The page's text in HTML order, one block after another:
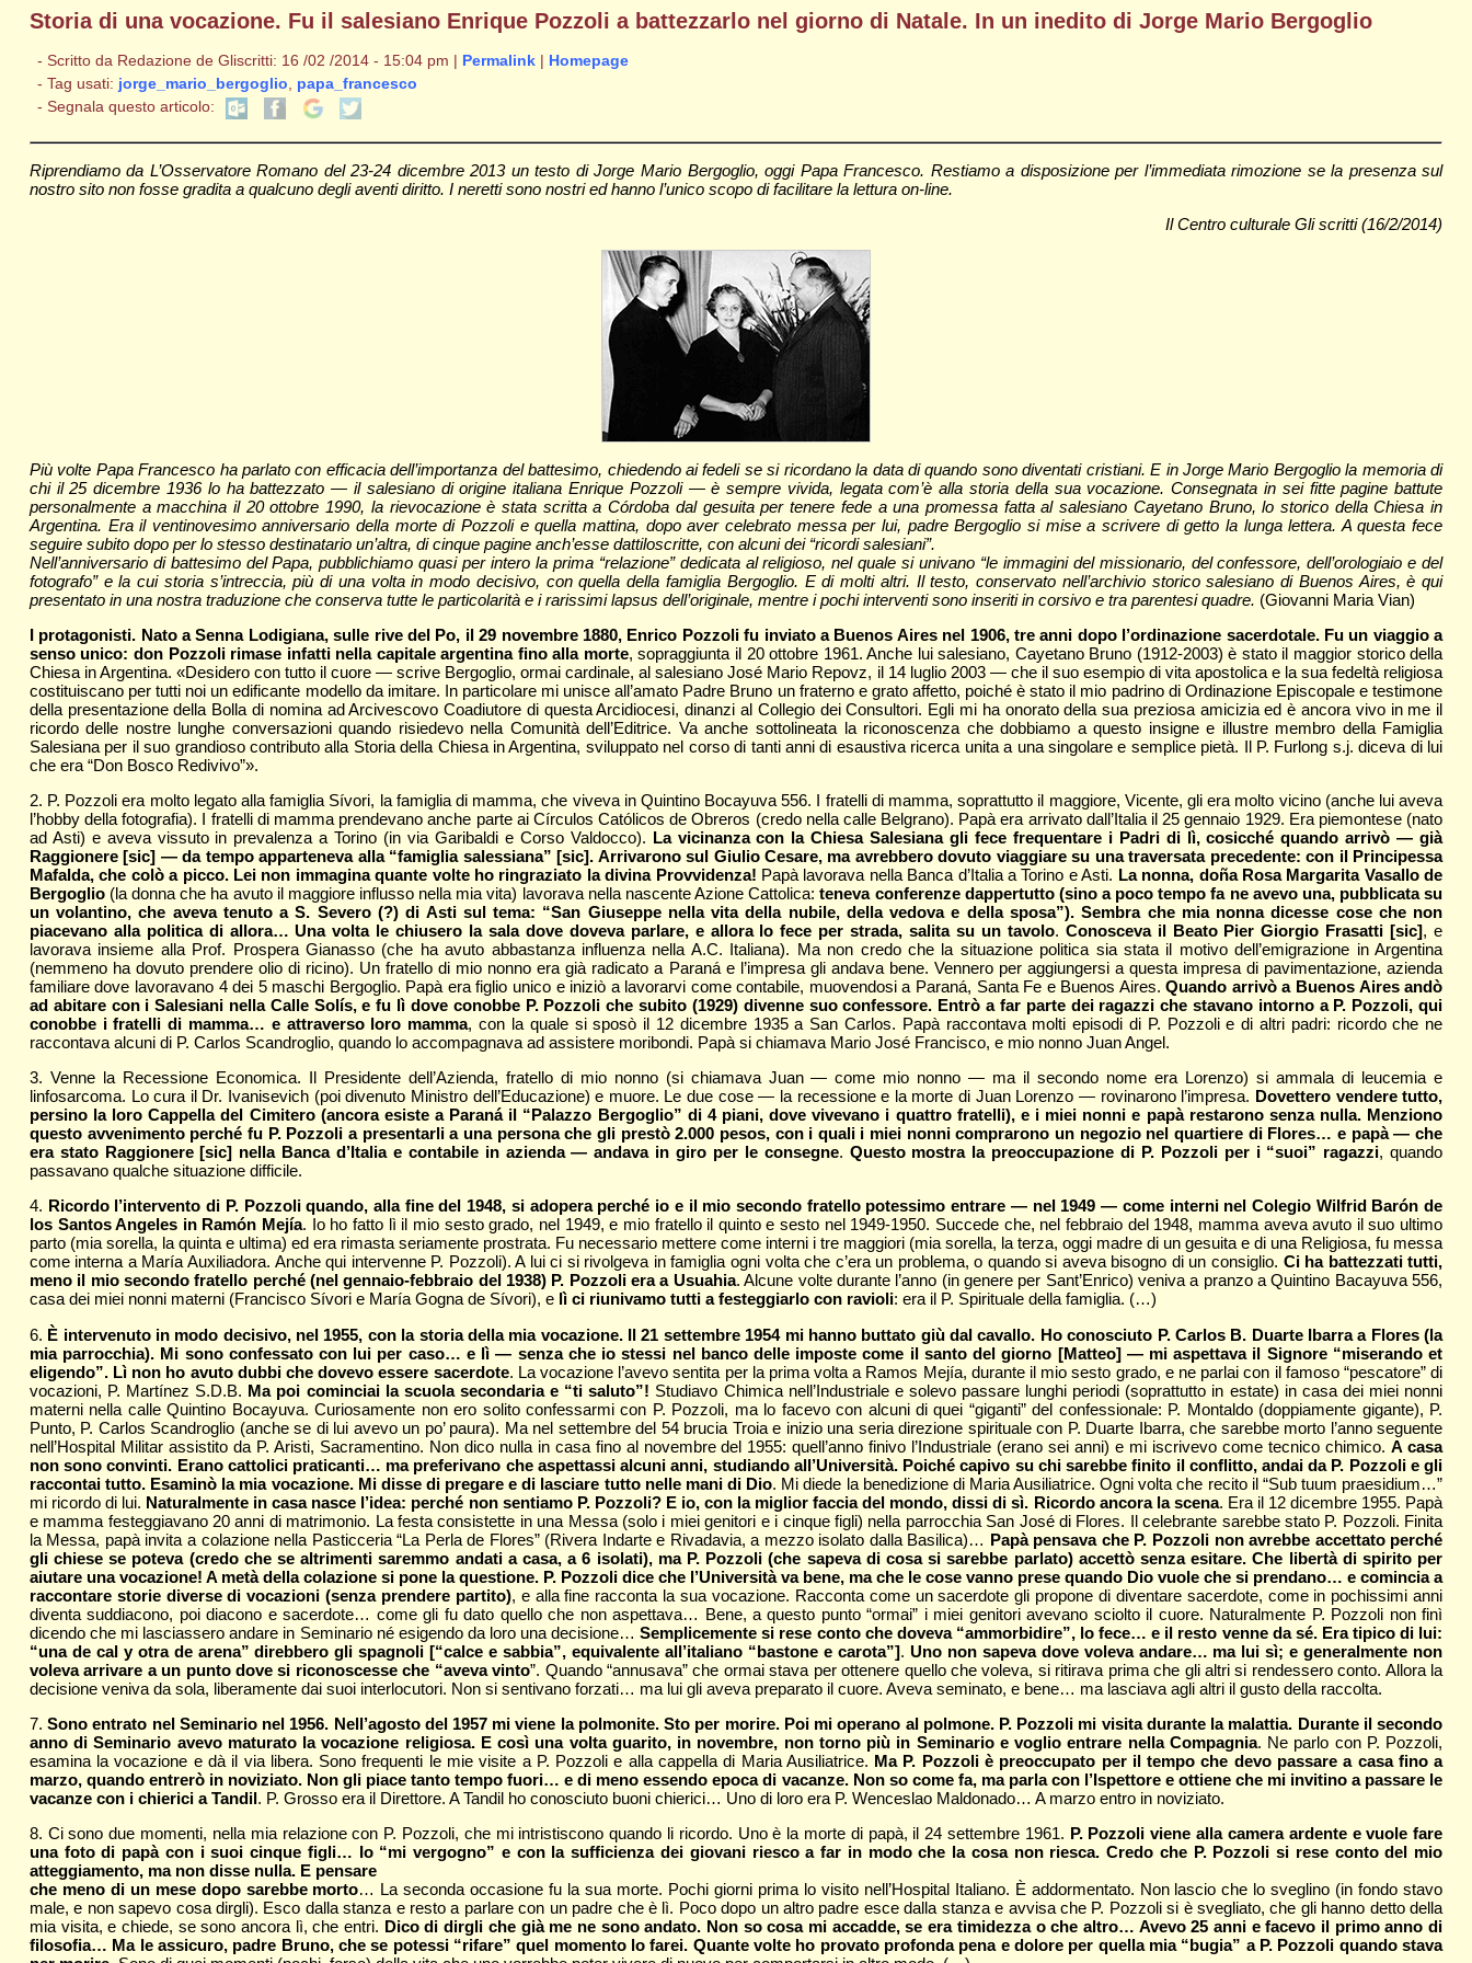
Storia di una vocazione. Fu il salesiano Enrique Pozzoli a battezzarlo nel giorno di Natale. In un inedito di Jorge Mario Bergoglio
- Scritto da Redazione de Gliscritti: 16 /02 /2014 - 15:04 pm | Permalink| Homepage
- Tag usati: jorge_mario_bergoglio
papa_francesco
- Segnala questo articolo:
Riprendiamo da L’Osservatore Romano del 23-24 dicembre 2013 un testo di Jorge Mario Bergoglio, oggi Papa Francesco. Restiamo a disposizione per l’immediata rimozione se la presenza sul
nostro sito non fosse gradita a qualcuno degli aventi diritto. I neretti sono nostri ed hanno l’unico scopo di facilitare la lettura on-line.
Il Centro culturale Gli scritti (16/2/2014)
Più volte Papa Francesco ha parlato con efficacia dell’importanza del battesimo, chiedendo ai fedeli se si ricordano la data di quando sono diventati cristiani. E in Jorge Mario Bergoglio la memoria di
chi il 25 dicembre 1936 lo ha battezzato — il salesiano di origine italiana Enrique Pozzoli — è sempre vivida, legata com’è alla storia della sua vocazione. Consegnata in sei fitte pagine battute
personalmente a macchina il 20 ottobre 1990, la rievocazione è stata scritta a Córdoba dal gesuita per tenere fede a una promessa fatta al salesiano Cayetano Bruno, lo storico della Chiesa in
Argentina. Era il ventinovesimo anniversario della morte di Pozzoli e quella mattina, dopo aver celebrato messa per lui, padre Bergoglio si mise a scrivere di getto la lunga lettera. A questa fece
seguire subito dopo per lo stesso destinatario un’altra, di cinque pagine anch’esse dattiloscritte, con alcuni dei “ricordi salesiani”.
Nell’anniversario di battesimo del Papa, pubblichiamo quasi per intero la prima “relazione” dedicata al religioso, nel quale si univano “le immagini del missionario, del confessore, dell’orologiaio e del
fotografo” e la cui storia s’intreccia, più di una volta in modo decisivo, con quella della famiglia Bergoglio. E di molti altri. Il testo, conservato nell’archivio storico salesiano di Buenos Aires, è qui
presentato in una nostra traduzione che conserva tutte le particolarità e i rarissimi lapsus dell’originale, mentre i pochi interventi sono inseriti in corsivo e tra parentesi quadre. (Giovanni Maria Vian)
I protagonisti. Nato a Senna Lodigiana, sulle rive del Po, il 29 novembre 1880, Enrico Pozzoli fu inviato a Buenos Aires nel 1906, tre anni dopo l’ordinazione sacerdotale. Fu un viaggio a
senso unico: don Pozzoli rimase infatti nella capitale argentina fino alla morte, sopraggiunta il 20 ottobre 1961. Anche lui salesiano, Cayetano Bruno (1912-2003) è stato il maggior storico della
Chiesa in Argentina. «Desidero con tutto il cuore — scrive Bergoglio, ormai cardinale, al salesiano José Mario Repovz, il 14 luglio 2003 — che il suo esempio di vita apostolica e la sua fedeltà religiosa
costituiscano per tutti noi un edificante modello da imitare. In particolare mi unisce all’amato Padre Bruno un fraterno e grato affetto, poiché è stato il mio padrino di Ordinazione Episcopale e testimone
della presentazione della Bolla di nomina ad Arcivescovo Coadiutore di questa Arcidiocesi, dinanzi al Collegio dei Consultori. Egli mi ha onorato della sua preziosa amicizia ed è ancora vivo in me il
ricordo delle nostre lunghe conversazioni quando risiedevo nella Comunità dell’Editrice. Va anche sottolineata la riconoscenza che dobbiamo a questo insigne e illustre membro della Famiglia
Salesiana per il suo grandioso contributo alla Storia della Chiesa in Argentina, sviluppato nel corso di tanti anni di esaustiva ricerca unita a una singolare e semplice pietà. Il P. Furlong s.j. diceva di lui
che era “Don Bosco Redivivo”».
2. P. Pozzoli era molto legato alla famiglia Sívori, la famiglia di mamma, che viveva in Quintino Bocayuva 556. I fratelli di mamma, soprattutto il maggiore, Vicente, gli era molto vicino (anche lui aveva
l’hobby della fotografia). I fratelli di mamma prendevano anche parte ai Círculos Católicos de Obreros (credo nella calle Belgrano). Papà era arrivato dall’Italia il 25 gennaio 1929. Era piemontese (nato
ad Asti) e aveva vissuto in prevalenza a Torino (in via Garibaldi e Corso Valdocco). La vicinanza con la Chiesa Salesiana gli fece frequentare i Padri di lì, cosicché quando arrivò — già
Raggionere [sic] — da tempo apparteneva alla “famiglia salessiana” [sic]. Arrivarono sul Giulio Cesare, ma avrebbero dovuto viaggiare su una traversata precedente: con il Principessa
Mafalda, che colò a picco. Lei non immagina quante volte ho ringraziato la divina Provvidenza! Papà lavorava nella Banca d’Italia a Torino e Asti. La nonna, doña Rosa Margarita Vasallo de
Bergoglio(la donna che ha avuto il maggiore influsso nella mia vita) lavorava nella nascente Azione Cattolica:teneva conferenze dappertutto (sino a poco tempo fa ne avevo una, pubblicata su
un volantino, che aveva tenuto a S. Severo (?) di Asti sul tema: “San Giuseppe nella vita della nubile, della vedova e della sposa”). Sembra che mia nonna dicesse cose che non
piacevano alla politica di allora… Una volta le chiusero la sala dove doveva parlare, e allora lo fece per strada, salita su un tavolo. Conosceva il Beato Pier Giorgio Frasatti [sic], e
lavorava insieme alla Prof. Prospera Gianasso (che ha avuto abbastanza influenza nella A.C. Italiana). Ma non credo che la situazione politica sia stata il motivo dell’emigrazione in Argentina
(nemmeno ha dovuto prendere olio di ricino). Un fratello di mio nonno era già radicato a Paraná e l’impresa gli andava bene. Vennero per aggiungersi a questa impresa di pavimentazione, azienda
familiare dove lavoravano 4 dei 5 maschi Bergoglio. Papà era figlio unico e iniziò a lavorarvi come contabile, muovendosi a Paraná, Santa Fe e Buenos Aires.Quando arrivò a Buenos Aires andò
ad abitare con i Salesiani nella Calle Solís, e fu lì dove conobbe P. Pozzoli che subito (1929) divenne suo confessore. Entrò a far parte dei ragazzi che stavano intorno a P. Pozzoli, qui
conobbe i fratelli di mamma… e attraverso loro mamma, con la quale si sposò il 12 dicembre 1935 a San Carlos. Papà raccontava molti episodi di P. Pozzoli e di altri padri: ricordo che ne
raccontava alcuni di P. Carlos Scandroglio, quando lo accompagnava ad assistere moribondi. Papà si chiamava Mario José Francisco, e mio nonno Juan Angel.
3. Venne la Recessione Economica. Il Presidente dell’Azienda, fratello di mio nonno (si chiamava Juan — come mio nonno — ma il secondo nome era Lorenzo) si ammala di leucemia e
linfosarcoma. Lo cura il Dr. Ivanisevich (poi divenuto Ministro dell’Educazione) e muore. Le due cose — la recessione e la morte di Juan Lorenzo — rovinarono l’impresa. Dovettero vendere tutto,
persino la loro Cappella del Cimitero (ancora esiste a Paraná il “Palazzo Bergoglio” di 4 piani, dove vivevano i quattro fratelli), e i miei nonni e papà restarono senza nulla. Menziono
questo avvenimento perché fu P. Pozzoli a presentarli a una persona che gli prestò 2.000 pesos, con i quali i miei nonni comprarono un negozio nel quartiere di Flores… e papà — che
era stato Raggionere [sic] nella Banca d’Italia e contabile in azienda — andava in giro per le consegne. Questo mostra la preoccupazione di P. Pozzoli per i “suoi” ragazzi, quando
passavano qualche situazione difficile.
4. Ricordo l’intervento di P. Pozzoli quando, alla fine del 1948, si adopera perché io e il mio secondo fratello potessimo entrare — nel 1949 — come interni nel Colegio Wilfrid Barón de
los Santos Angeles in Ramón Mejía. Io ho fatto lì il mio sesto grado, nel 1949, e mio fratello il quinto e sesto nel 1949-1950. Succede che, nel febbraio del 1948, mamma aveva avuto il suo ultimo
parto (mia sorella, la quinta e ultima) ed era rimasta seriamente prostrata. Fu necessario mettere come interni i tre maggiori (mia sorella, la terza, oggi madre di un gesuita e di una Religiosa, fu messa
come interna a María Auxiliadora. Anche qui intervenne P. Pozzoli). A lui ci si rivolgeva in famiglia ogni volta che c’era un problema, o quando si aveva bisogno di un consiglio. Ci ha battezzati tutti,
meno il mio secondo fratello perché (nel gennaio-febbraio del 1938) P. Pozzoli era a Usuahia. Alcune volte durante l’anno (in genere per Sant’Enrico) veniva a pranzo a Quintino Bacayuva 556,
casa dei miei nonni materni (Francisco Sívori e María Gogna de Sívori), e lì ci riunivamo tutti a festeggiarlo con ravioli: era il P. Spirituale della famiglia. (…)
6. È intervenuto in modo decisivo, nel 1955, con la storia della mia vocazione. Il 21 settembre 1954 mi hanno buttato giù dal cavallo. Ho conosciuto P. Carlos B. Duarte Ibarra a Flores (la
mia parrocchia). Mi sono confessato con lui per caso… e lì — senza che io stessi nel banco delle imposte come il santo del giorno [Matteo] — mi aspettava il Signore “miserando et
eligendo”. Lì non ho avuto dubbi che dovevo essere sacerdote. La vocazione l’avevo sentita per la prima volta a Ramos Mejía, durante il mio sesto grado, e ne parlai con il famoso “pescatore” di
vocazioni, P. Martínez S.D.B. Ma poi cominciai la scuola secondaria e “ti saluto”! Studiavo Chimica nell’Industriale e solevo passare lunghi periodi (soprattutto in estate) in casa dei miei nonni
materni nella calle Quintino Bocayuva. Curiosamente non ero solito confessarmi con P. Pozzoli, ma lo facevo con alcuni di quei “giganti” del confessionale: P. Montaldo (doppiamente gigante), P.
Punto, P. Carlos Scandroglio (anche se di lui avevo un po’ paura). Ma nel settembre del 54 brucia Troia e inizio una seria direzione spirituale con P. Duarte Ibarra, che sarebbe morto l’anno seguente
nell’Hospital Militar assistito da P. Aristi, Sacramentino. Non dico nulla in casa fino al novembre del 1955: quell’anno finivo l’Industriale (erano sei anni) e mi iscrivevo come tecnico chimico.A casa
non sono convinti. Erano cattolici praticanti… ma preferivano che aspettassi alcuni anni, studiando all’Università. Poiché capivo su chi sarebbe finito il conflitto, andai da P. Pozzoli e gli
raccontai tutto. Esaminò la mia vocazione. Mi disse di pregare e di lasciare tutto nelle mani di Dio. Mi diede la benedizione di Maria Ausiliatrice. Ogni volta che recito il “Sub tuum praesidium…”
mi ricordo di lui. Naturalmente in casa nasce l’idea: perché non sentiamo P. Pozzoli? E io, con la miglior faccia del mondo, dissi di sì. Ricordo ancora la scena. Era il 12 dicembre 1955. Papà
e mamma festeggiavano 20 anni di matrimonio. La festa consistette in una Messa (solo i miei genitori e i cinque figli) nella parrocchia San José di Flores. Il celebrante sarebbe stato P. Pozzoli. Finita
la Messa, papà invita a colazione nella Pasticceria “La Perla de Flores” (Rivera Indarte e Rivadavia, a mezzo isolato dalla Basilica)… Papà pensava che P. Pozzoli non avrebbe accettato perché
gli chiese se poteva (credo che se altrimenti saremmo andati a casa, a 6 isolati), ma P. Pozzoli (che sapeva di cosa si sarebbe parlato) accettò senza esitare. Che libertà di spirito per
aiutare una vocazione! A metà della colazione si pone la questione. P. Pozzoli dice che l’Università va bene, ma che le cose vanno prese quando Dio vuole che si prendano… e comincia a
raccontare storie diverse di vocazioni (senza prendere partito), e alla fine racconta la sua vocazione. Racconta come un sacerdote gli propone di diventare sacerdote, come in pochissimi anni
diventa suddiacono, poi diacono e sacerdote… come gli fu dato quello che non aspettava… Bene, a questo punto “ormai” i miei genitori avevano sciolto il cuore. Naturalmente P. Pozzoli non finì
dicendo che mi lasciassero andare in Seminario né esigendo da loro una decisione…Semplicemente si rese conto che doveva “ammorbidire”, lo fece… e il resto venne da sé. Era tipico di lui:
“una de cal y otra de arena” direbbero gli spagnoli [“calce e sabbia”, equivalente all’italiano “bastone e carota”]. Uno non sapeva dove voleva andare… ma lui sì; e generalmente non
voleva arrivare a un punto dove si riconoscesse che “aveva vinto”. Quando “annusava” che ormai stava per ottenere quello che voleva, si ritirava prima che gli altri si rendessero conto. Allora la
decisione veniva da sola, liberamente dai suoi interlocutori. Non si sentivano forzati… ma lui gli aveva preparato il cuore. Aveva seminato, e bene… ma lasciava agli altri il gusto della raccolta.
7.Sono entrato nel Seminario nel 1956. Nell’agosto del 1957 mi viene la polmonite. Sto per morire. Poi mi operano al polmone. P. Pozzoli mi visita durante la malattia. Durante il secondo
anno di Seminario avevo maturato la vocazione religiosa. E così una volta guarito, in novembre, non torno più in Seminario e voglio entrare nella Compagnia. Ne parlo con P. Pozzoli,
esamina la vocazione e dà il via libera. Sono frequenti le mie visite a P. Pozzoli e alla cappella di Maria Ausiliatrice. Ma P. Pozzoli è preoccupato per il tempo che devo passare a casa fino a
marzo, quando entrerò in noviziato. Non gli piace tanto tempo fuori… e di meno essendo epoca di vacanze. Non so come fa, ma parla con l’Ispettore e ottiene che mi invitino a passare le
vacanze con i chierici a Tandil. P. Grosso era il Direttore. A Tandil ho conosciuto buoni chierici… Uno di loro era P. Wenceslao Maldonado… A marzo entro in noviziato.
8. Ci sono due momenti, nella mia relazione con P. Pozzoli, che mi intristiscono quando li ricordo. Uno è la morte di papà, il 24 settembre 1961. P. Pozzoli viene alla camera ardente e vuole fare
una foto di papà con i suoi cinque figli… Io “mi vergogno” e con la sufficienza dei giovani riesco a far in modo che la cosa non riesca. Credo che P. Pozzoli si rese conto del mio
atteggiamento, ma non disse nulla. E pensare
che meno di un mese dopo sarebbe morto… La seconda occasione fu la sua morte. Pochi giorni prima lo visito nell’Hospital Italiano. È addormentato. Non lascio che lo sveglino (in fondo stavo
male, e non sapevo cosa dirgli). Esco dalla stanza e resto a parlare con un padre che è lì. Poco dopo un altro padre esce dalla stanza e avvisa che P. Pozzoli si è svegliato, che gli hanno detto della
mia visita, e chiede, se sono ancora lì, che entri. Dico di dirgli che già me ne sono andato. Non so cosa mi accadde, se era timidezza o che altro… Avevo 25 anni e facevo il primo anno di
filosofia… Ma le assicuro, padre Bruno, che se potessi “rifare” quel momento lo farei. Quante volte ho provato profonda pena e dolore per quella mia “bugia” a P. Pozzoli quando stava